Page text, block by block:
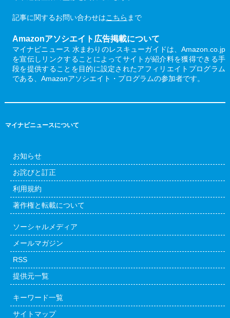
記事に関するお問い合わせはこちら まで
Amazonアソシエイト広告掲載について
マイナビニュース 水まわりのレスキューガイドは、Amazon.co.jp
を宣伝しリンクすることによってサイトが紹介料を獲得できる手
段を提供することを目的に設定されたアフィリエイトプログラム
である、Amazonアソシエイト・プログラムの参加者です。
マイナビニュースについて
お知らせ
お詫びと訂正
利用規約
著作権と転載について
ソーシャルメディア
メールマガジン
RSS
提供元一覧
キーワード一覧
サイトマップ